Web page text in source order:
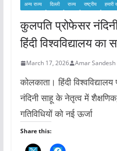
अन्य राज्य दिल्ली राज्य राष्ट्रीय
कुलपति प्रोफेसर
हिंदी विश्वविद्यालय का
March 17, 2026 Amar Sandesh
कोलकाता। हिंदी
नंदिनी साहू के नेतृत्व में
गतिविधियों को नई ऊर्जा
Share this: